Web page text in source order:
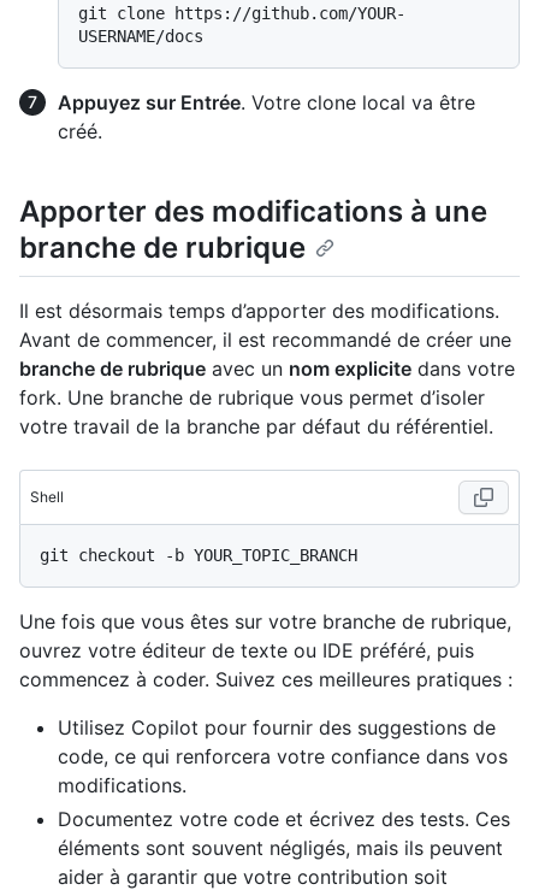
git clone https://github.com/YOUR-
Appuyez sur Entrée. Votre clone local va être
créé.
Apporter des modifications à une
branche de rubrique
Il est désormais temps d’apporter des modifications.
Avant de commencer, il est recommandé de créer une
branche de rubrique avec un nom explicite dans votre
fork. Une branche de rubrique vous permet d’isoler
votre travail de la branche par défaut du référentiel.
Shell
Une fois que vous êtes sur votre branche de rubrique,
ouvrez votre éditeur de texte ou IDE préféré, puis
commencez à coder. Suivez ces meilleures pratiques :
Utilisez Copilot pour fournir des suggestions de
code, ce qui renforcera votre confiance dans vos
modifications.
Documentez votre code et écrivez des tests. Ces
éléments sont souvent négligés, mais ils peuvent
aider à garantir que votre contribution soit